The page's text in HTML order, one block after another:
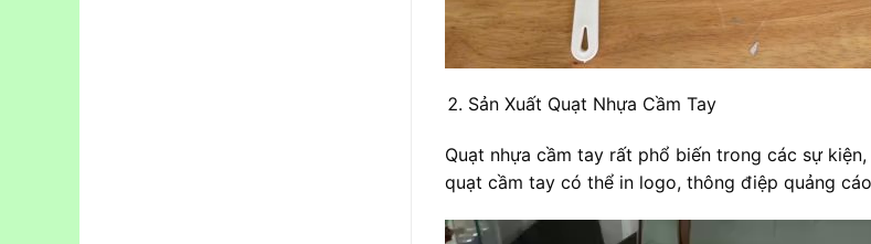
Sản Xuất Quạt Nhựa Cầm Tay
Quạt nhựa cầm tay rất phổ biến trong các sự
quạt cầm tay có thể in logo, thông điệp quảng
Trình